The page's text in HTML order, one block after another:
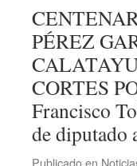
de
de
una
PÉREZ
CORTES
Francisco
de
Publicado en